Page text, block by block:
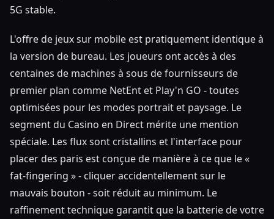
5G stable.
L'offre de jeux sur mobile est pratiquement identique à
la version de bureau. Les joueurs ont accès à des
centaines de machines à sous de fournisseurs de
premier plan comme NetEnt et Play'n GO - toutes
optimisées pour les modes portrait et paysage. Le
segment du Casino en Direct mérite une mention
spéciale. Les flux sont cristallins et l'interface pour
placer des paris est conçue de manière à ce que le «
fat-fingering » - cliquer accidentellement sur le
mauvais bouton - soit réduit au minimum. Le
raffinement technique garantit que la batterie de votre